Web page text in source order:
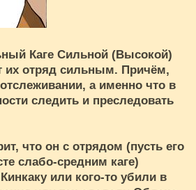
Каге Сильной (Высокой)
их отряд сильным. Причём,
а именно что в
следить и преследовать
что он с отрядом (пусть его
слабо-средним каге)
или кого-то убили в